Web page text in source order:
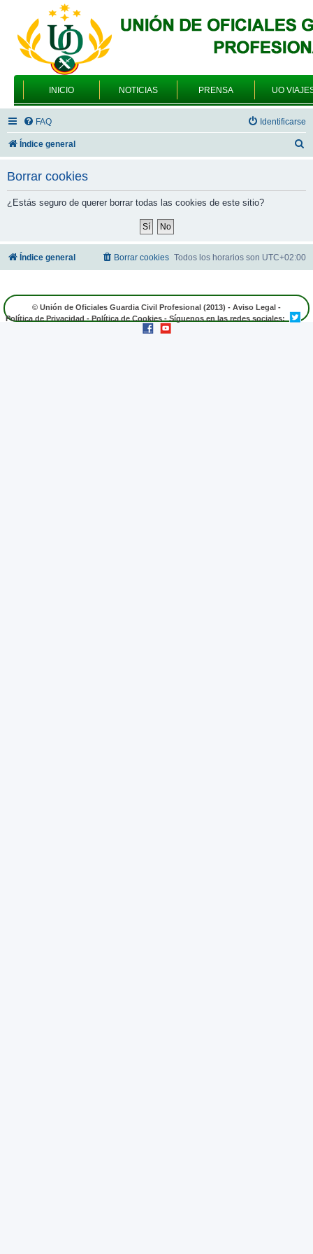
INICIO NOTICIAS PRENSA UO
FAQ Identificarse
Índice general
Borrar cookies
¿Estás seguro de querer borrar todas las cookies de este sitio?
Índice general Todos los horarios son UTC+02:00
Borrar cookies
© Unión de Oficiales Guardia Civil Profesional (2013) - Aviso Legal -
Política de Privacidad - Política de Cookies - Síguenos en las redes sociales: